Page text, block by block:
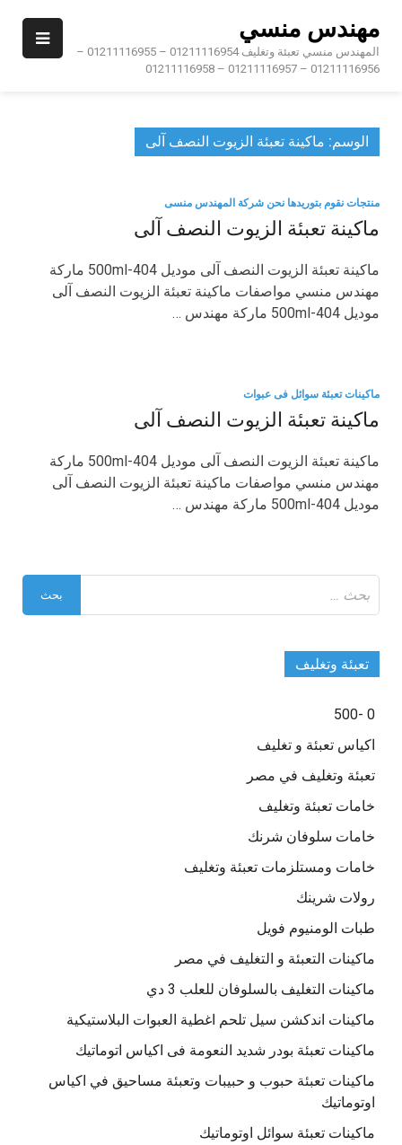
content
مهندس منسي
المهندس منسي تعبئة وتغليف 01211116954 – 01211116955 –
01211116956 – 01211116957 – 01211116958
الوسم: ماكينة تعبئة الزيوت النصف آلى
منتجات نقوم بتوريدها نحن شركة المهندس منسى
ماكينة تعبئة الزيوت النصف آلى
ماكينة تعبئة الزيوت النصف آلى موديل 404-500ml ماركة
مهندس منسي مواصفات ماكينة تعبئة الزيوت النصف آلى
موديل 404-500ml ماركة مهندس …
ماكينات تعبئة سوائل فى عبوات
ماكينة تعبئة الزيوت النصف آلى
ماكينة تعبئة الزيوت النصف آلى موديل 404-500ml ماركة
مهندس منسي مواصفات ماكينة تعبئة الزيوت النصف آلى
موديل 404-500ml ماركة مهندس …
عن:
تعبئة وتغليف
0 -500
اكياس تعبئة و تغليف
تعبئة وتغليف في مصر
خامات تعبئة وتغليف
خامات سلوفان شرنك
خامات ومستلزمات تعبئة وتغليف
رولات شرينك
طبات الومنيوم فويل
ماكينات التعبئة و التغليف في مصر
ماكينات التغليف بالسلوفان للعلب 3 دي
ماكينات اندكشن سيل تلحم اغطية العبوات البلاستيكية
ماكينات تعبئة بودر شديد النعومة فى اكياس اتوماتيك
ماكينات تعبئة حبوب و حبيبات وتعبئة مساحيق في اكياس
اوتوماتيك
ماكينات تعبئة سوائل اوتوماتيك